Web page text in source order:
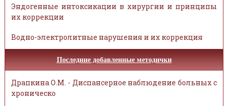
Эндогенные интоксикации в хирургии и принципы
их коррекции
Водно-электролитные нарушения и их коррекция
Последние добавленные методички
Драпкина О.М. - Диспансерное наблюдение больных с
хроническо